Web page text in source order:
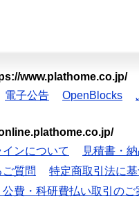
www.plathome.co.jp/
電子公告 OpenBlocks
ンについて
見積書・
ご質問
特定商取引法に
公費・科研費払い取引のご